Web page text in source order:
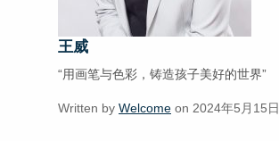
王威
“用画笔与色彩，铸造孩子美好的世界”
Written by Welcome on 2024年5月15日